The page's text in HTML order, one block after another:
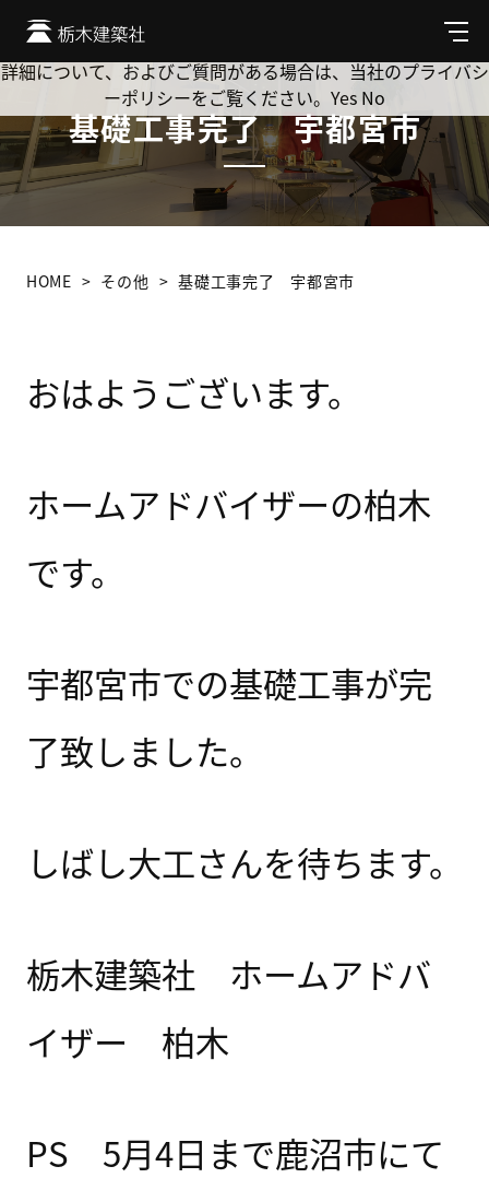
メ
ニ
ュ
基礎工事完了 宇都宮市
HOME その他 基礎工事完了 宇都宮市
おはようございます。
ホームアドバイザーの柏木
です。
宇都宮市での基礎工事が完
了致しました。
しばし大工さんを待ちます。
栃木建築社 ホームアドバ
イザー 柏木
PS 5月4日まで鹿沼市にて
Cookie を使用して、お客様の活動を追跡してもよろしいです
か? 当社ではお客様のプライバシーを極めて重視しています。
詳細について、およびご質問がある場合は、当社のプライバシ
ーポリシーをご覧ください。 Yes No